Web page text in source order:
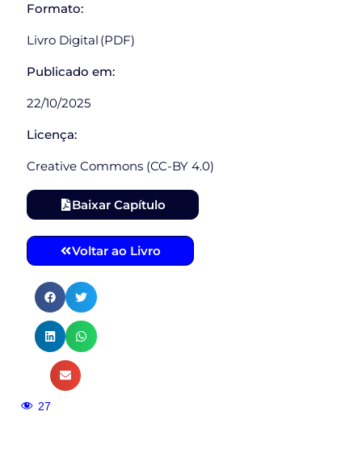
Formato:
Livro Digital (PDF)
Publicado em:
22/10/2025
Licença:
Creative Commons (CC-BY 4.0)
Baixar Capítulo
Voltar ao Livro
27